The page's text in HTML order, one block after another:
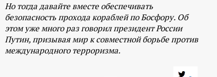
Но тогда давайте вместе обеспечивать
безопасность прохода кораблей по Босфору. Об
этом уже много раз говорил президент России
Путин, призывая мир к совместной борьбе против
международного терроризма.